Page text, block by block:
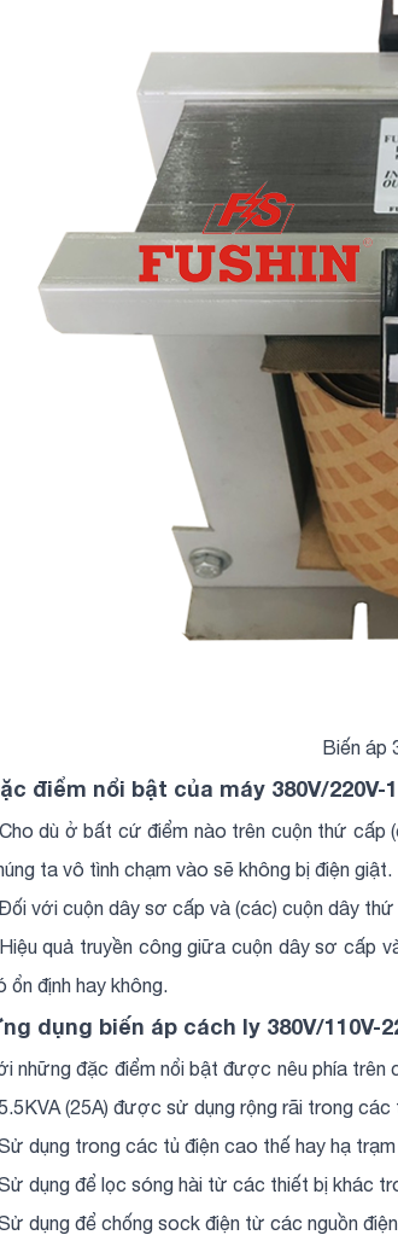
Biến áp
điểm nổi bật của máy 380V/220V-
dù ở bất cứ điểm nào trên cuộn thứ cấp
ta vô tình chạm vào sẽ không bị điện giật.
với cuộn dây sơ cấp và (các) cuộn dây
quả truyền công giữa cuộn dây sơ cấp
ổn định hay không.
dụng biến áp cách ly 380V/110V-
những đặc điểm nổi bật được nêu phía trên
(25A) được sử dụng rộng rãi trong các
dụng trong các tủ điện cao thế hay hạ trạm
dụng để lọc sóng hài từ các thiết bị khác
dụng để chống sock điện từ các nguồn